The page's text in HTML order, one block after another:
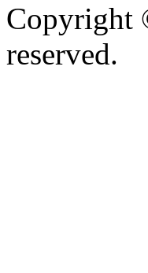
Copyright
reserved.